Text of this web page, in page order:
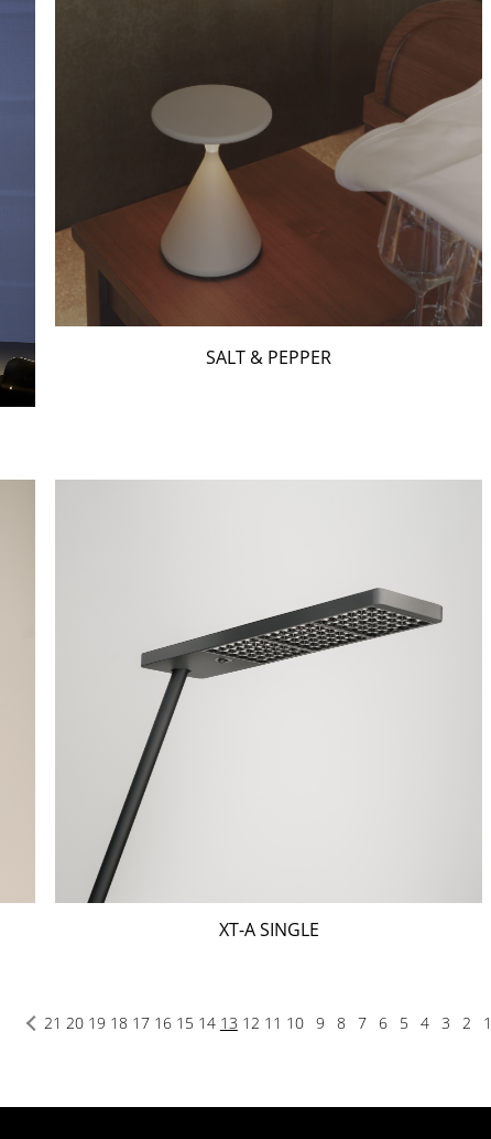
SALT & PEPPER
XT-A SINGLE
1
2
3
4
5
6
7
8
9
10
11
12
13
14
15
16
17
18
19
20
21